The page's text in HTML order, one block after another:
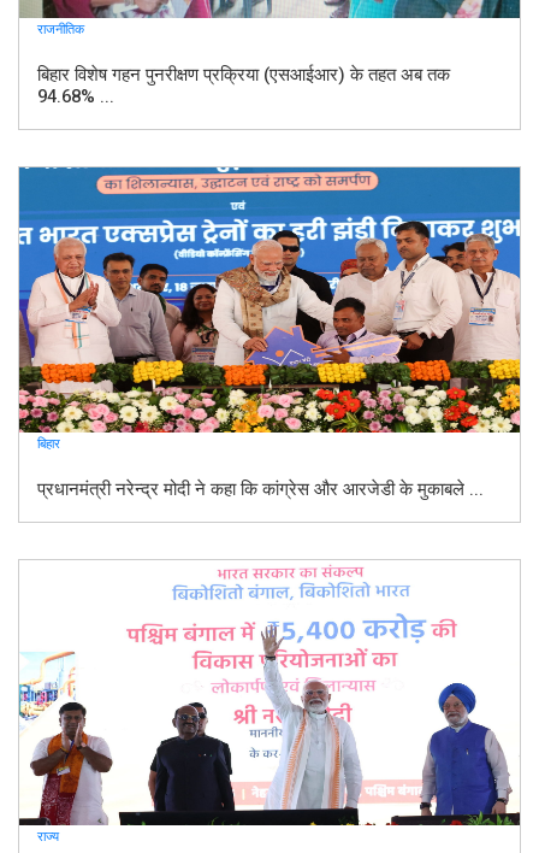
राजनीतिक
बिहार विशेष गहन पुनरीक्षण प्रक्रिया (एसआईआर) के तहत अब तक
94.68% ...
बिहार
प्रधानमंत्री नरेन्द्र मोदी ने कहा कि कांग्रेस और आरजेडी के मुकाबले ...
राज्य